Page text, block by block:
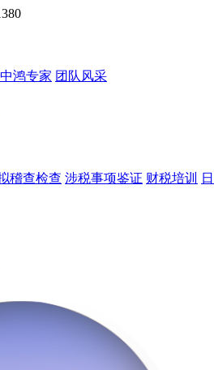
中鸿专家 团队风采
稽查检查 涉税事项鉴证 财税培训